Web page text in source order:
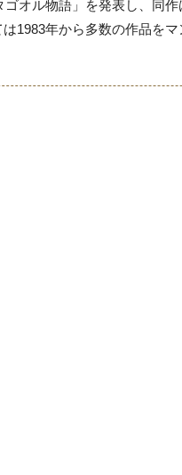
オル物語」を発表し、同
1983年から多数の作品を